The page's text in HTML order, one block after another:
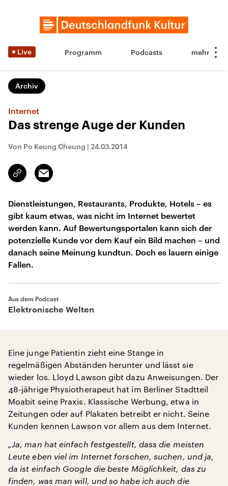
Live Programm Podcasts
Archiv
Internet
Das strenge Auge der Kunden
Von Po Keung Cheung | 24.03.2014
Link
kopieren/teilen
Email
Dienstleistungen, Restaurants, Produkte, Hotels – es
gibt kaum etwas, was nicht im Internet bewertet
werden kann. Auf Bewertungsportalen kann sich der
potenzielle Kunde vor dem Kauf ein Bild machen – und
danach seine Meinung kundtun. Doch es lauern einige
Fallen.
Aus dem Podcast
Elektronische Welten
Eine junge Patientin zieht eine Stange in
regelmäßigen Abständen herunter und lässt sie
wieder los. Lloyd Lawson gibt dazu Anweisungen. Der
48-jährige Physiotherapeut hat im Berliner Stadtteil
Moabit seine Praxis. Klassische Werbung, etwa in
Zeitungen oder auf Plakaten betreibt er nicht. Seine
Kunden kennen Lawson vor allem aus dem Internet.
„Ja, man hat einfach festgestellt, dass die meisten
Leute eben viel im Internet forschen, suchen, und ja,
da ist einfach Google die beste Möglichkeit, das zu
finden, was man will, und so habe ich auch die